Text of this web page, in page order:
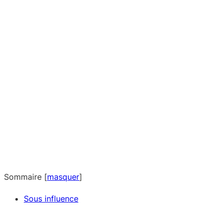
Sommaire [masquer]
Sous influence